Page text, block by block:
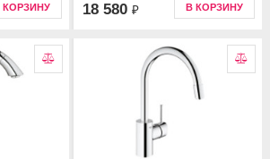
КОРЗИНУ 18 580 ₽ В КОРЗИНУ